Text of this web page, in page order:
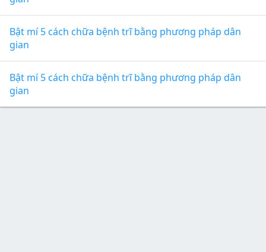
Bật mí 5 cách chữa bệnh trĩ bằng phương pháp dân
gian
Bật mí 5 cách chữa bệnh trĩ bằng phương pháp dân
gian